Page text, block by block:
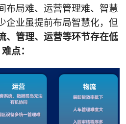
布局难、运营管理难、智慧
企业虽提前布局智慧化，但
、管理、运营等环节存在低
难点：